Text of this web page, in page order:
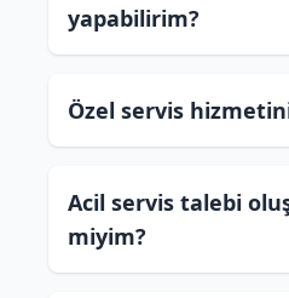
yapabilirim?
Özel servis
Acil servis talebi
miyim?